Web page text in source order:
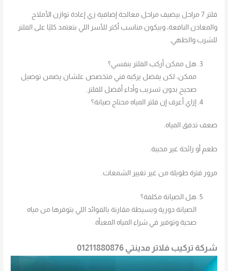
فلتر 7 مراحل بيضيف مراحل معالجة إضافية زي إعادة توازن الأملاح
والمعادن النافعة، وبيكون مناسب أكتر للأسر اللي بتعتمد كليًا على الفلتر
للشرب والطهي.
هل ممكن أركب الفلتر بنفسي؟
ممكن، لكن يفضل يركبه فني متخصص علشان يضمن توصيل
صحيح بدون تسريب وأداء أفضل للفلتر.
إزاي أعرف إن فلتر المياه محتاج صيانة؟
ضعف تدفق المياه.
طعم أو رائحة غير محببة.
مرور فترة طويلة من غير تغيير الشمعات.
هل الصيانة مكلفة؟
الصيانة دورية وبسيطة مقارنة بالفوائد اللي بتوفرها من مياه
صحية وتوفير في شراء المياه المعبأة.
شركة تركيب فلاتر مدينتي 01211880876